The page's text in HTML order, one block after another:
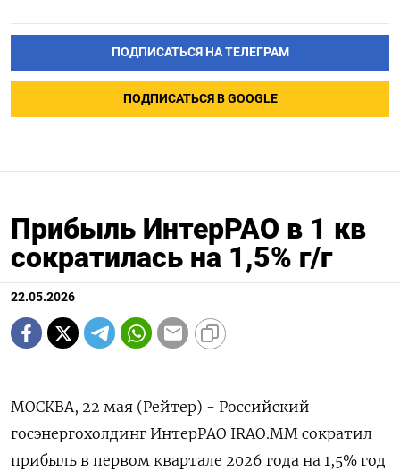
ПОДПИСАТЬСЯ НА ТЕЛЕГРАМ
ПОДПИСАТЬСЯ В GOOGLE
Прибыль ИнтерРАО в 1 кв
сократилась на 1,5% г/г
22.05.2026
МОСКВА, 22 мая (Рейтер) - Российский
госэнергохолдинг ИнтерРАО IRAO.MM сократил
‌прибыль в первом квартале ​2026 ​года на 1,5% ​год